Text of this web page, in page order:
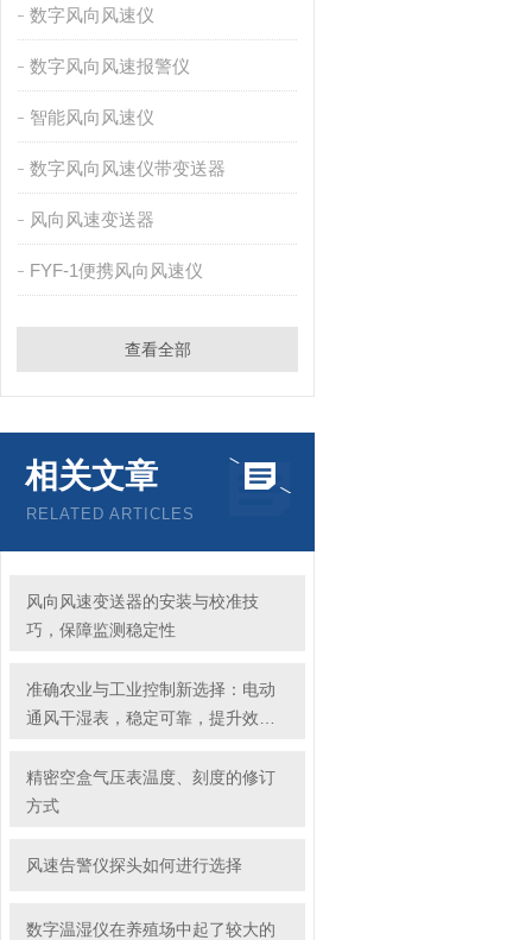
数字风向风速仪
数字风向风速报警仪
智能风向风速仪
数字风向风速仪带变送器
风向风速变送器
FYF-1便携风向风速仪
查看全部
相关文章
RELATED ARTICLES
风向风速变送器的安装与校准技
巧，保障监测稳定性
准确农业与工业控制新选择：电动
通风干湿表，稳定可靠，提升效率
精密空盒气压表温度、刻度的修订
方式
风速告警仪探头如何进行选择
数字温湿仪在养殖场中起了较大的